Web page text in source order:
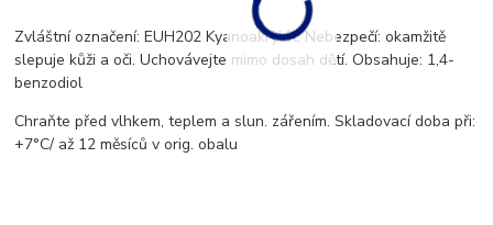
Zvláštní označení: EUH202 Kyanoakrylát; Nebezpečí: okamžitě
slepuje kůži a oči. Uchovávejte mimo dosah dětí. Obsahuje: 1,4-
benzodiol
Chraňte před vlhkem, teplem a slun. zářením. Skladovací doba při:
+7°C/ až 12 měsíců v orig. obalu